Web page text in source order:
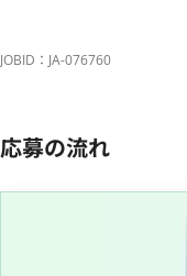
JOBID：JA-076760
応募の流れ